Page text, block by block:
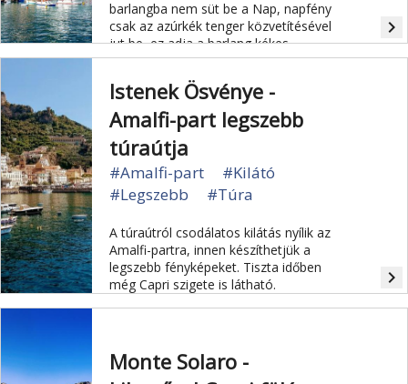
barlangba nem süt be a Nap, napfény
csak az azúrkék tenger közvetítésével
jut be, ez adja a barlang kékes
árnyalatát.
navigate_next
Istenek Ösvénye -
Amalfi-part legszebb
túraútja
#Amalfi-part
#Kilátó
#Legszebb
#Túra
A túraútról csodálatos kilátás nyílik az
Amalfi-partra, innen készíthetjük a
legszebb fényképeket. Tiszta időben
még Capri szigete is látható.
navigate_next
Monte Solaro -